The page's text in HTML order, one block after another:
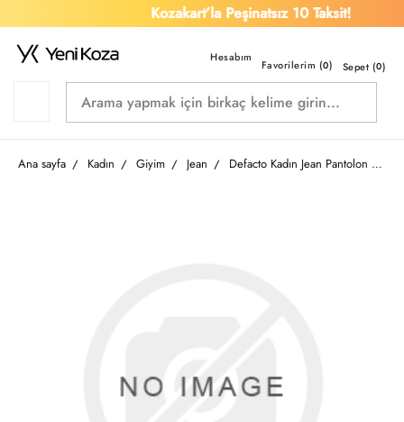
Kozakart’la Peşinatsız 10 Taksit!
Favorilerim (0) Sepet (0)
Ana sayfa Kadın Giyim Jean Defacto Kadın Jean Pantolon D7979AX/NM28